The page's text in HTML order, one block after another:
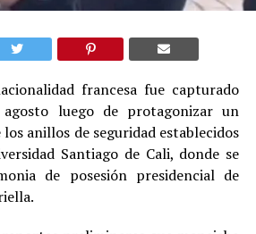
francesa fue capturado
luego de protagonizar un
anillos de seguridad establecidos
Santiago de Cali, donde se
de posesión presidencial de